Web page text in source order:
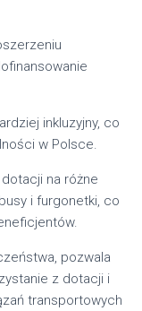
inkluzyjny, co
w Polsce.
na różne
i furgonetki, co
pozwala
z dotacji i
transportowych